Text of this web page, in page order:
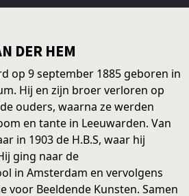
DER HEM
op 9 september 1885 geboren in
Hij en zijn broer verloren op
ouders, waarna ze werden
en tante in Leeuwarden. Van
in 1903 de H.B.S, waar hij
ging naar de
in Amsterdam en vervolgens
voor Beeldende Kunsten. Samen